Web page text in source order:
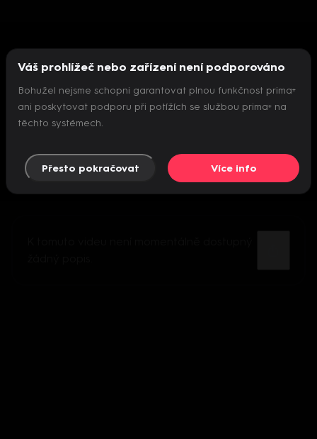
Nepodařilo se inicializovat přehrávač
Váš prohlížeč nebo zařízení není podporováno
Bohužel nejsme schopni garantovat plnou funkčnost prima+
ani poskytovat podporu při potížích se službou prima+ na
těchto systémech.
Přesto pokračovat Více info